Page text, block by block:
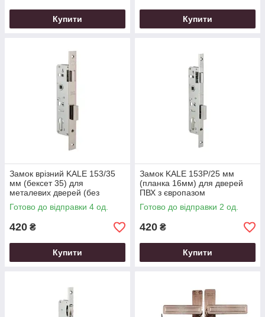
Купити Купити
Замок врізний KALE 153/35
мм (бексет 35) для
металевих дверей (без
відповідної планки)
Готово до відправки 4 од.
420 ₴
Купити
Замок KALE 153P/25 мм
(планка 16мм) для дверей
ПВХ з європазом
Готово до відправки 2 од.
420 ₴
Купити